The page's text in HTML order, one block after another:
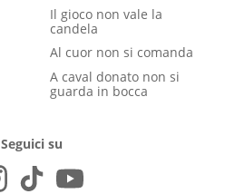
Il gioco non vale la
candela
Al cuor non si comanda
A caval donato non si
guarda in bocca
Seguici su